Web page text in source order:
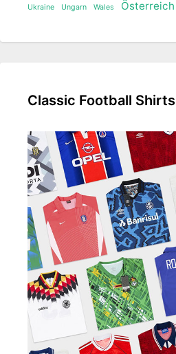
Ukraine Ungarn Wales Österreich
Classic Football Shirts